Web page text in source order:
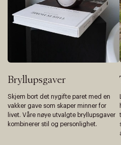
Bryllupsgaver
Skjem bort det nygifte paret med en
vakker gave som skaper minner for
livet. Våre nøye utvalgte bryllupsgaver
kombinerer stil og personlighet.